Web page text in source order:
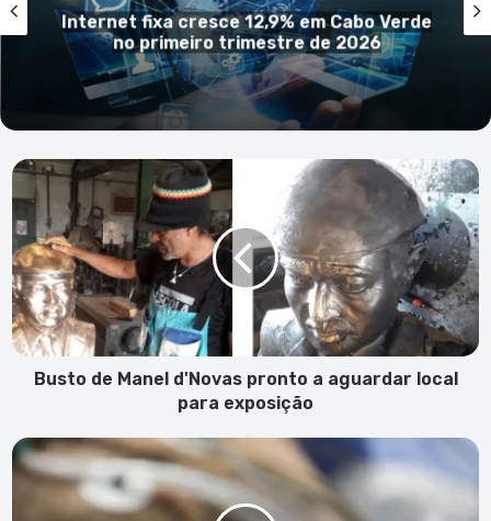
INECV descarta acusações de
manipulção e reafirma
rigor das estatísticas oficiais
Busto
Manel
d'Novas
pronto
a
aguardar
local
para
exposição
Busto de Manel d'Novas pronto a aguardar local
para exposição
Covid-
19: